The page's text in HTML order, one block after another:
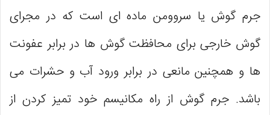
جرم گوش یا سروومن ماده‌ ای است که در مجرای
گوش خارجی برای محافظت گوش ‌ها در برابر عفونت
‌ها و همچنین مانعی در برابر ورود آب و حشرات می
باشد. جرم گوش از راه مکانیسم خود تمیز کردن از